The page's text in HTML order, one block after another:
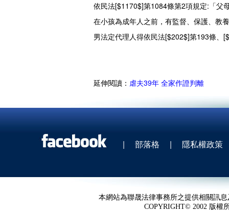
依民法[$1170$]第1084條第2項規定:「父
在小孩為成年人之前，有監督、保護、教
男法定代理人得依民法[$202$]第193條、
延伸閱讀： 虐夫39年 全家作證判離
| 部落格 | 隱私權政策
本網站為聯晟法律事務所之提供相關訊
COPYRIGHT© 2002 版權